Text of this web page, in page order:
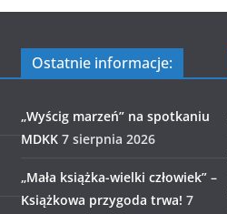
Ostatnie informacje:
„Wyścig marzeń” na spotkaniu
MDKK 7 sierpnia 2026
„Mała książka-wielki człowiek” –
Książkowa przygoda trwa! 7